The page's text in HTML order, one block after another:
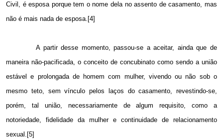
Civil, é esposa porque tem o nome dela no assento de casamento, mas
não é mais nada de esposa.[4]
A partir desse momento, passou-se a aceitar, ainda que de
maneira não-pacificada, o conceito de concubinato como sendo a união
estável e prolongada de homem com mulher, vivendo ou não sob o
mesmo teto, sem vínculo pelos laços do casamento, revestindo-se,
porém, tal união, necessariamente de algum requisito, como a
notoriedade, fidelidade da mulher e continuidade de relacionamento
sexual.[5]